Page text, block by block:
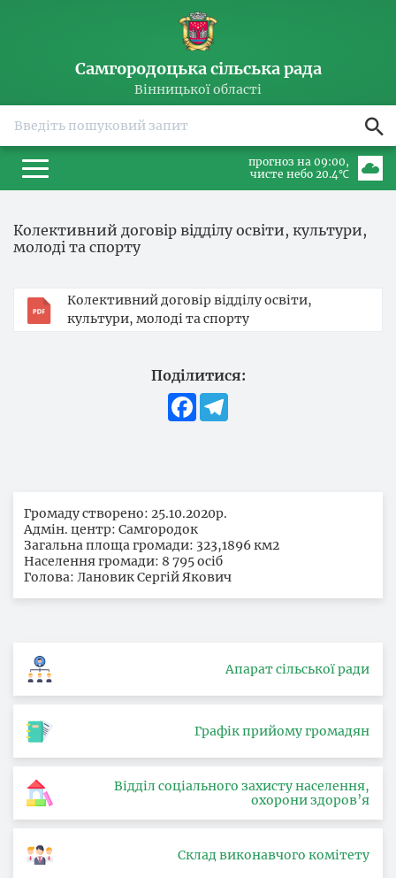
Самгородоцька сільська рада
Вінницької області
прогноз на 09:00
чисте небо 20.4℃
Колективний договір відділу освіти, культури,
молоді та спорту
Колективний договір відділу освіти,
культури, молоді та спорту
Поділитися:
Facebook
Громаду створено: 25.10.2020р.
Адмін. центр: Самгородок
Загальна площа громади: 323,1896 км2
Населення громади: 8 795 осіб
Голова: Лановик Сергій Якович
Апарат сільської ради
Графік прийому громадян
Відділ соціального захисту населення,
охорони здоров’я
Склад виконавчого комітету